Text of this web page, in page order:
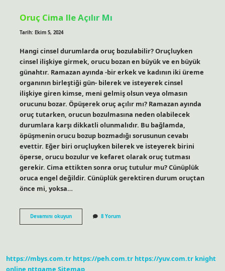
Oruç Cima Ile Açılır Mı
Tarih: Ekim 5, 2024
Hangi cinsel durumlarda oruç bozulabilir? Oruçluyken
cinsel ilişkiye girmek, orucu bozan en büyük ve en büyük
günahtır. Ramazan ayında -bir erkek ve kadının iki üreme
organının birleştiği gün- bilerek ve isteyerek cinsel
ilişkiye giren kimse, meni gelmiş olsun veya olmasın
orucunu bozar. Öpüşerek oruç açılır mı? Ramazan ayında
oruç tutarken, orucun bozulmasına neden olabilecek
durumlara karşı dikkatli olunmalıdır. Bu bağlamda,
öpüşmenin orucu bozup bozmadığı sorusunun cevabı
evettir. Eğer biri oruçluyken bilerek ve isteyerek birini
öperse, orucu bozulur ve kefaret olarak oruç tutması
gerekir. Cima ettikten sonra oruç tutulur mu? Cünüplük
oruca engel değildir. Cünüplük gerektiren durum oruçtan
önce mi, yoksa…
Devamını okuyunOruç
Cima
8 Yorum
https://mbys.com.tr https://peh.com.tr https://yuv.com.tr knight
online nttgame Sitemap